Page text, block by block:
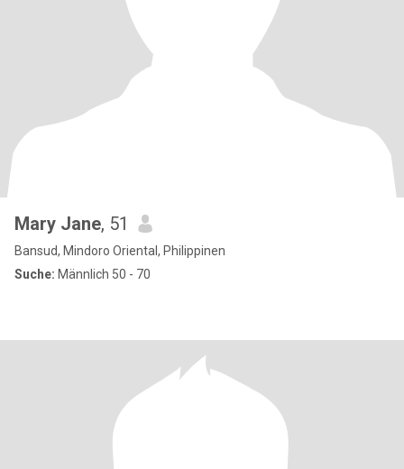
Mary Jane, 51
Bansud, Mindoro Oriental, Philippinen
Suche: Männlich 50 - 70